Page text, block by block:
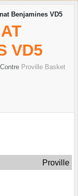
Benjamines VD5
VD5
Proville Basket
Proville